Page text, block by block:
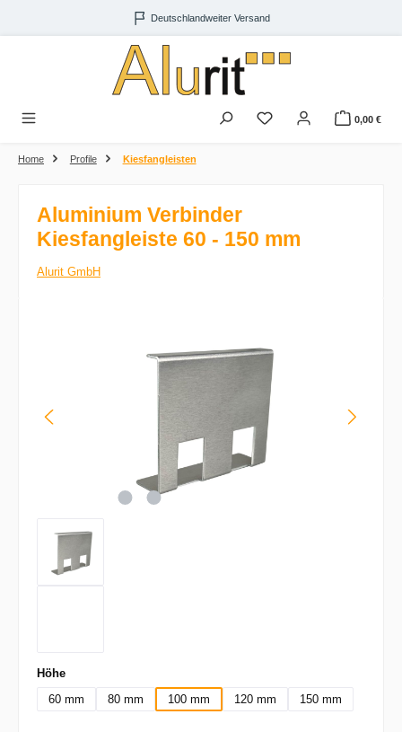
Zum Hauptinhalt springen Deutschlandweiter Versand
0,00 €
Home Profile Kiesfangleisten
Aluminium Verbinder
Kiesfangleiste 60 - 150 mm
Alurit GmbH
Höheauswählen
60 mm
80 mm 100 mm 120 mm 150 mm